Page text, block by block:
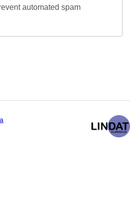
automated spam